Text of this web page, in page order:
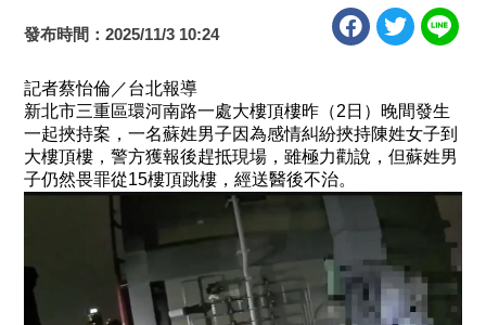
發布時間：2025/11/3 10:24
記者蔡怡倫／台北報導
新北市三重區環河南路一處大樓頂樓昨（2日）晚間發生
一起挾持案，一名蘇姓男子因為感情糾紛挾持陳姓女子到
大樓頂樓，警方獲報後趕抵現場，雖極力勸說，但蘇姓男
子仍然畏罪從15樓頂跳樓，經送醫後不治。